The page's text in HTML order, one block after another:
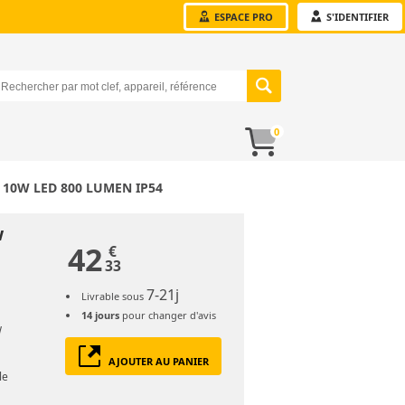
ESPACE PRO S'IDENTIFIER
0
10W LED 800 LUMEN IP54
42 €
33
Livrable sous 7-21j
14 jours pour changer d'avis
AJOUTER AU PANIER